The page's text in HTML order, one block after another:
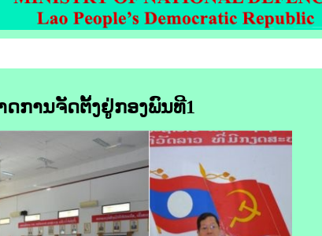
ດການຈັດຕັ້ງຢູ່ກອງພົນທີ1